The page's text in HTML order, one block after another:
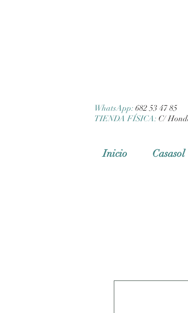
WhatsApp: 682 53 47 85
TIENDA FÍSICA: C/
Inicio Casasol